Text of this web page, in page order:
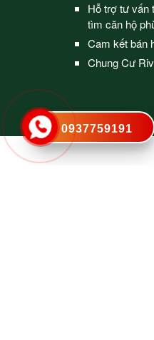
Hỗ trợ tư vấn
tìm căn hộ
Cam kết bán
Chung Cư
0937759191
Ngân Hà